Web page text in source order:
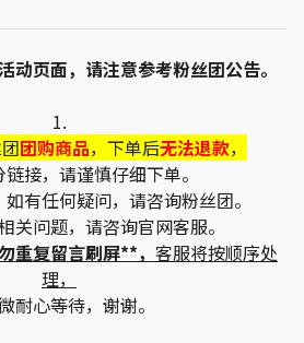
动页面，请注意参考粉丝团公告。
1.
团购商品，下单后无法退款，
接，请谨慎仔细下单。
有任何疑问，请咨询粉丝团。
关问题，请咨询官网客服。
重复留言刷屏**， 客服将按顺序处
理，
耐心等待，谢谢。